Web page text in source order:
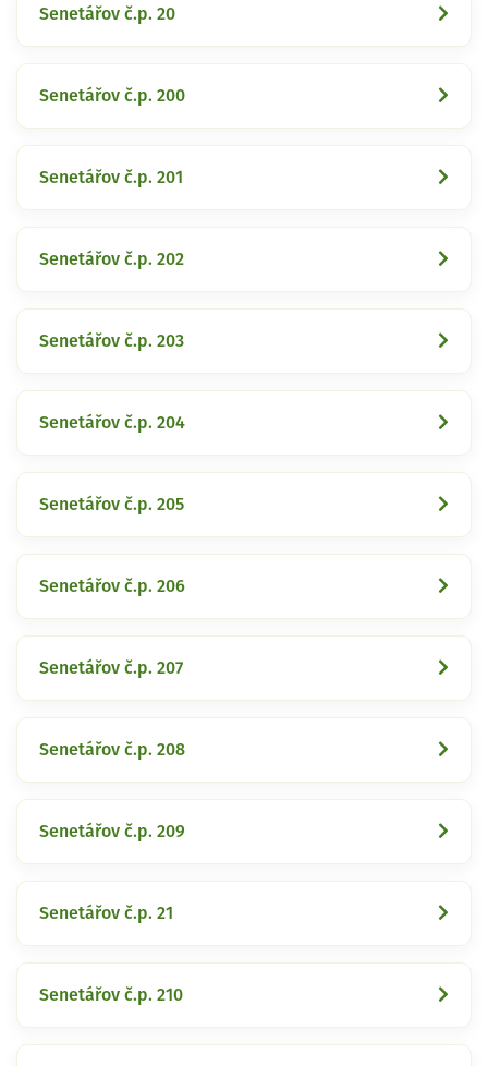
Senetářov č.p. 20
Senetářov č.p. 200
Senetářov č.p. 201
Senetářov č.p. 202
Senetářov č.p. 203
Senetářov č.p. 204
Senetářov č.p. 205
Senetářov č.p. 206
Senetářov č.p. 207
Senetářov č.p. 208
Senetářov č.p. 209
Senetářov č.p. 21
Senetářov č.p. 210